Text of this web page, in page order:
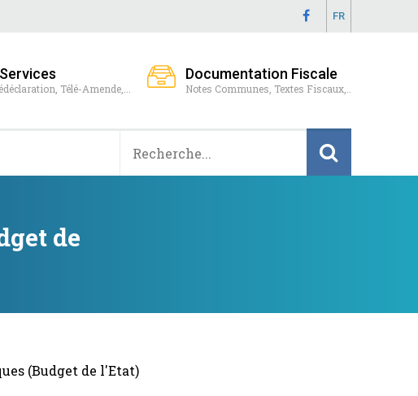
FR
Télé-Amende,...
Documentation Fiscale
Notes Communes, Textes Fiscaux,..
de
(Budget de l'Etat)